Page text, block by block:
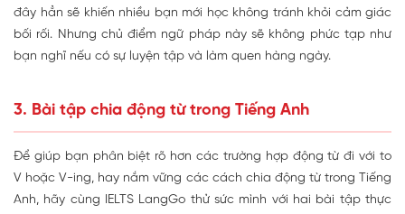
đây hẳn sẽ khiến nhiều bạn mới học không tránh khỏi cảm giác
bối rối. Nhưng chủ điểm ngữ pháp này sẽ không phức tạp như
bạn nghĩ nếu có sự luyện tập và làm quen hàng ngày.
3. Bài tập chia động từ trong Tiếng Anh
Để giúp bạn phân biệt rõ hơn các trường hợp động từ đi với to
V hoặc V-ing, hay nắm vững các cách chia động từ trong Tiếng
Anh, hãy cùng IELTS LangGo thử sức mình với hai bài tập thực